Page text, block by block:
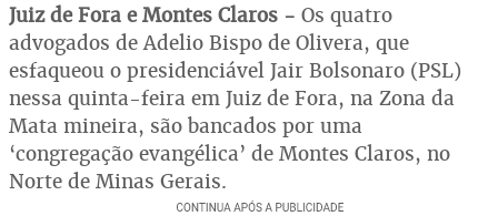
Juiz de Fora e Montes Claros - Os quatro
advogados de Adelio Bispo de Olivera, que
esfaqueou o presidenciável Jair Bolsonaro (PSL)
nessa quinta-feira em Juiz de Fora, na Zona da
Mata mineira, são bancados por uma
‘congregação evangélica’ de Montes Claros, no
Norte de Minas Gerais.